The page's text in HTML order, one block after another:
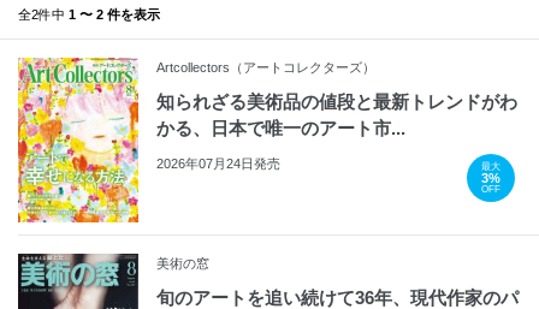
全2件中 1 〜 2 件を表示
Artcollectors（アートコレクターズ）
知られざる美術品の値段と最新トレンドがわ
かる、日本で唯一のアート市...
2026年07月24日発売 最大
3%
OFF
美術の窓
旬のアートを追い続けて36年、現代作家のパ